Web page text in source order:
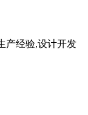
产经验,设计开发